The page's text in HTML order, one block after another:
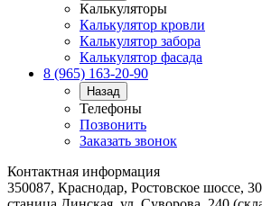
Калькуляторы
Калькулятор кровли
Калькулятор забора
Калькулятор фасада
8 (965) 163-20-90
Назад
Телефоны
Позвонить
Заказать звонок
Контактная информация
350087, Краснодар, Ростовское шоссе,